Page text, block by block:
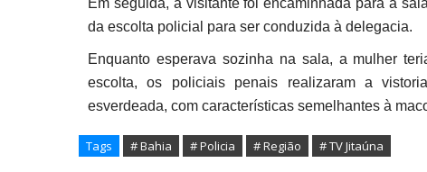
Em seguida, a visitante foi encaminhada para a
da escolta policial para ser conduzida à delegacia.
Enquanto esperava sozinha na sala, a mulher
escolta, os policiais penais realizaram a
esverdeada, com características semelhantes à
Tags # Bahia # Policia # Região # TV Jitaúna